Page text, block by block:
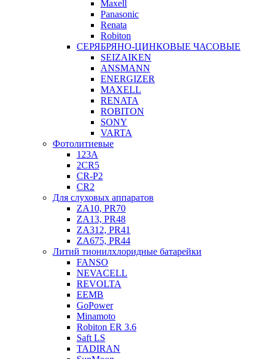
Maxell
Panasonic
Renata
Robiton
СЕРЯБРЯНО-ЦИНКОВЫЕ ЧАСОВЫЕ
SEIZAIKEN
ANSMANN
ENERGIZER
MAXELL
RENATA
ROBITON
SONY
VARTA
Фотолитиевые
123A
2CR5
CR-P2
CR2
Для слуховых аппаратов
ZA10, PR70
ZA13, PR48
ZA312, PR41
ZA675, PR44
Литий тионилхлоридные батарейки
FANSO
NEVACELL
REVOLTA
EEMB
GoPower
Minamoto
Robiton ER 3.6
Saft LS
TADIRAN